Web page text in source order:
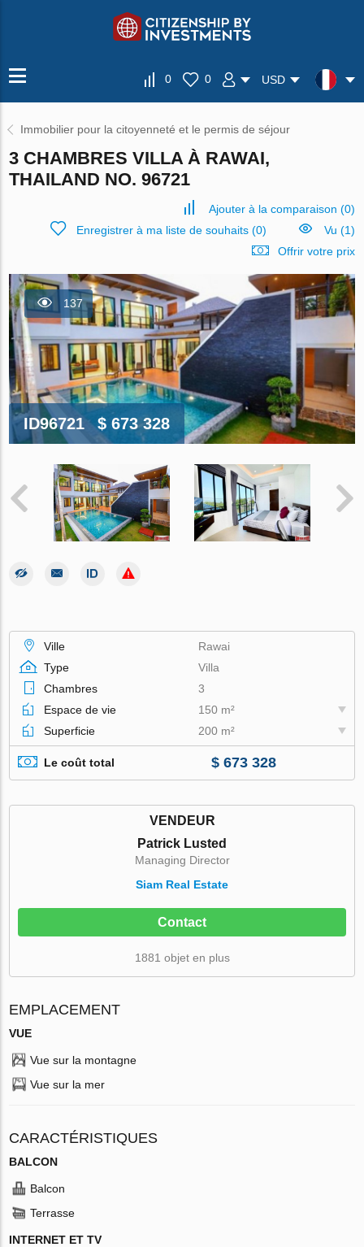
0 0 USD
Immobilier pour la citoyenneté et le permis de séjour
3 CHAMBRES VILLA À RAWAI,
THAILAND NO. 96721
Ajouter à la comparaison (0)
Enregistrer à ma liste de souhaits(0)
Vu (1)
Offrir votre prix
137
ID96721 $ 673 328
Ville
Rawai
Type
Villa
Chambres
3
Espace de vie
150 m²
Superficie
200 m²
Le coût total $ 673 328
VENDEUR
Patrick Lusted
Managing Director
Siam Real Estate
Contact
1881 objet en plus
EMPLACEMENT
VUE
Vue sur la montagne
Vue sur la mer
CARACTÉRISTIQUES
BALCON
Balcon
Terrasse
INTERNET ET TV